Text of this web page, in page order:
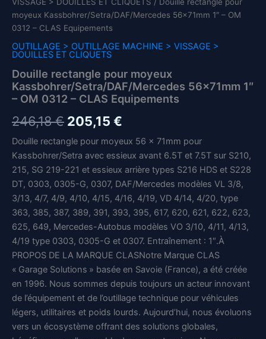
moyeux Kassbohrer/Setra/DAF/Mercedes 56x71mm 1″ – OM
0312 – CLAS Equipements
OUTILLAGE > OUTILLAGE MACHINE > VISSAGE >
DOUILLES ET CLIQUETS
Douille rectangle pour moyeux
Kassbohrer/Setra/DAF/Mercedes 56x71mm 1″
– OM 0312 – CLAS Equipements
246,18€ Le
prix
initial
était :
246,18 €.
205,15 €
prix
actuel
est :
205,15 €.
Douille rectangle pour moyeux 56 x 71mm pour
Kassbohrer/Setra avec essieux avant 6.5T et 7.5T sur S210,
215, SG 219-221 et essieux arrière types S216 HDS et S228
DT, 0303, 0305-G, 0307, DAF/Mercedes modèles VL 3/8,
3/13, 4/7, 4/9, 4/10, 4/15, 4/16, 4/19, VD 4/14, 4/20, type
363, 385, 387, 389, 391, 393, 395, 617, 620, 621, 622, 623,
625, 649, Mercedes-Autobus modèles VO 3/10, 4/11, 4/13,
4/19 type 0303, 0305-G et 0307. Entraînement : 1″.À
PROPOS DE LA MARQUE CLASNotre Marque CLAS
« Garage Solutions » basée en Savoie (France), a été créée
en 1996. Nous sommes depuis toujours un acteur innovant
de l’équipement et de l’outillage technique pour véhicules
légers, utilitaires et poids lourds. Aujourd’hui, nous évoluons
vers un écosystème offrant des solutions globales,